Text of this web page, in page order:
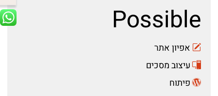
Possible
אפיון אתר
עיצוב מסכים
פיתוח